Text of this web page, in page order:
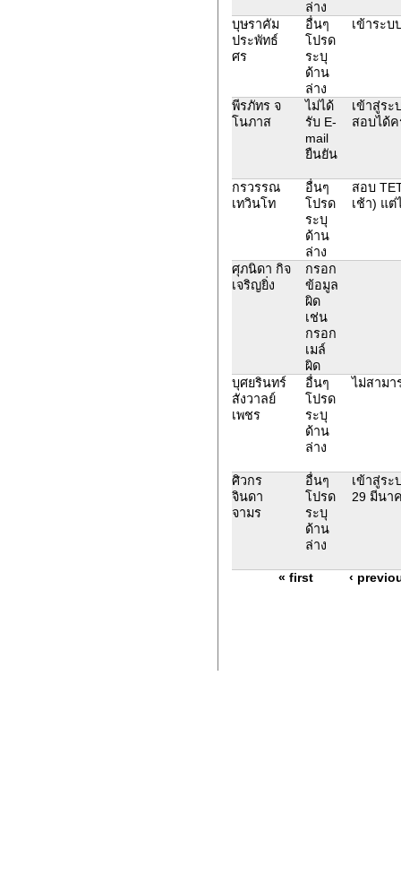
ล่าง
บุษราคัม
ประพัทธ์
ศร
อื่นๆ
โปรด
ระบุ
ด้าน
ล่าง
เข้าระ
พีรภัทร จ
โนภาส
ไม่ได้
รับ E-
mail
ยืนยัน
เข้าสู่ร
สอบได้
กรวรรณ
เทวินโท
อื่นๆ
โปรด
ระบุ
ด้าน
ล่าง
สอบ
เช้า) แ
ศุภนิดา กิจ
เจริญยิ่ง
กรอก
ข้อมูล
ผิด
เช่น
กรอก
เมล์
ผิด
บุศยรินทร์
สังวาลย์
เพชร
อื่นๆ
โปรด
ระบุ
ด้าน
ล่าง
ไม่สามา
ศิวกร
จินดา
จามร
อื่นๆ
โปรด
ระบุ
ด้าน
ล่าง
เข้าสู่ร
29 มีนา
« first ‹